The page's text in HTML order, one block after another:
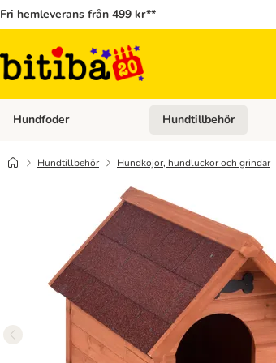
Fri hemleverans från 499 kr**
Hundfoder Open category menu:
Hundtillbehör
Hundtillbehör Hundkojor, hundluckor och grindar